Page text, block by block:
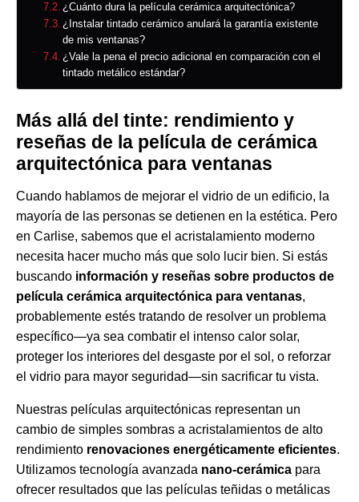
¿Cuánto dura la película cerámica arquitectónica?
¿Instalar tintado cerámico anulará la garantía existente
de mis ventanas?
¿Vale la pena el precio adicional en comparación con el
tintado metálico estándar?
Más allá del tinte: rendimiento y
reseñas de la película de cerámica
arquitectónica para ventanas
Cuando hablamos de mejorar el vidrio de un edificio, la
mayoría de las personas se detienen en la estética. Pero
en Carlise, sabemos que el acristalamiento moderno
necesita hacer mucho más que solo lucir bien. Si estás
buscando información y reseñas sobre productos de
película cerámica arquitectónica para ventanas,
probablemente estés tratando de resolver un problema
específico—ya sea combatir el intenso calor solar,
proteger los interiores del desgaste por el sol, o reforzar
el vidrio para mayor seguridad—sin sacrificar tu vista.
Nuestras películas arquitectónicas representan un
cambio de simples sombras a acristalamientos de alto
rendimiento renovaciones energéticamente eficientes.
Utilizamos tecnología avanzada nano-cerámica para
ofrecer resultados que las películas teñidas o metálicas